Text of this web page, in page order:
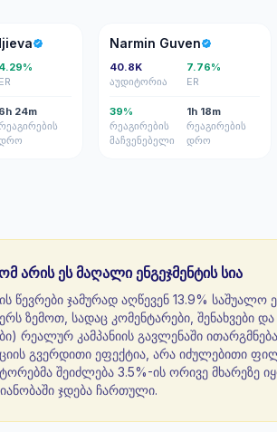
4.29%
ER
6h 24m
NG
Narmin Guven
40.8K
აუდიტორია
7.76%
ER
39%
რეაგირების
მაჩვენებელი
1h 18m
რეაგირების
დრო
არის ეს მაღალი ენგეჯმენტის სია
წევრები ჯამურად აღწევენ 13.9% საშუალო
ზემოთ, სადაც კომენტარები, შენახვები
რეალურ კამპანიის გავლენაში
გვერდითი ეფექტია, არა იძულებითი
შეიძლება 3.5%-ის ორივე მხარეზე
ჯდება ჩართული.